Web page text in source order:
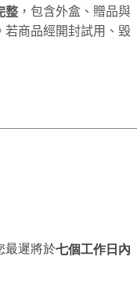
整 ，包含外盒、贈品與
若商品經開封試用、毀
最遲將於七個工作日內